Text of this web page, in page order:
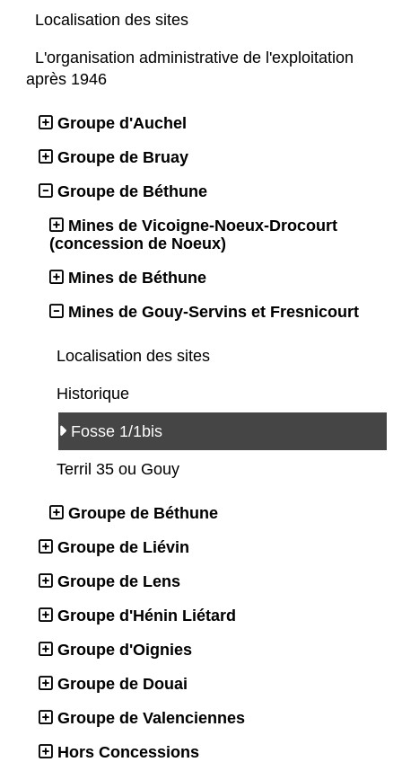
Localisation des sites
L'organisation administrative de l'exploitation
après 1946
Groupe d'Auchel
Groupe de Bruay
Groupe de Béthune
Mines de Vicoigne-Noeux-Drocourt
(concession de Noeux)
Mines de Béthune
Mines de Gouy-Servins et Fresnicourt
Localisation des sites
Historique
Fosse 1/1bis
Terril 35 ou Gouy
Groupe de Béthune
Groupe de Liévin
Groupe de Lens
Groupe d'Hénin Liétard
Groupe d'Oignies
Groupe de Douai
Groupe de Valenciennes
Hors Concessions